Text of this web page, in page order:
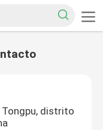
Tongpu, distrito